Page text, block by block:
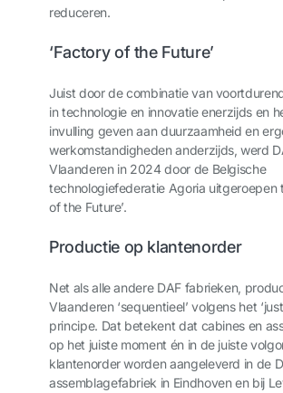
reduceren.
‘Factory of the Future’
Juist door de combinatie van
in technologie en innovatie enerzijds en
invulling geven aan duurzaamheid en
werkomstandigheden anderzijds, werd
Vlaanderen in 2024 door de Belgische
technologiefederatie Agoria uitgeroepen
of the Future’.
Productie op klantenorder
Net als alle andere DAF fabrieken,
Vlaanderen ‘sequentieel’ volgens het
principe. Dat betekent dat cabines en
op het juiste moment én in de juiste
klantenorder worden aangeleverd in de
assemblagefabriek in Eindhoven en bij